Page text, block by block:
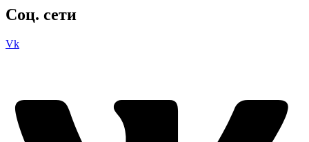
Соц. сети
Vk